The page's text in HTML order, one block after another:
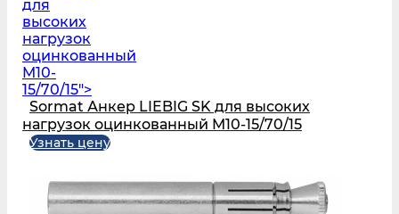
для
высоких
нагрузок
оцинкованный
M10-
15/70/15">
Sormat Анкер LIEBIG SK для высоких
нагрузок оцинкованный M10-15/70/15
Узнать цену